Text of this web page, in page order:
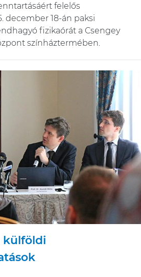
felelős
december 18-án paksi
fizikaórát a Csengey
színháztermében.
külföldi